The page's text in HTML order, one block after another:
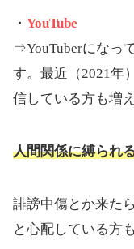
・ YouTube
⇒YouTuberになっ
す。最近（2021年
信している方も増
人間関係に縛られ
誹謗中傷とか来た
と心配している方